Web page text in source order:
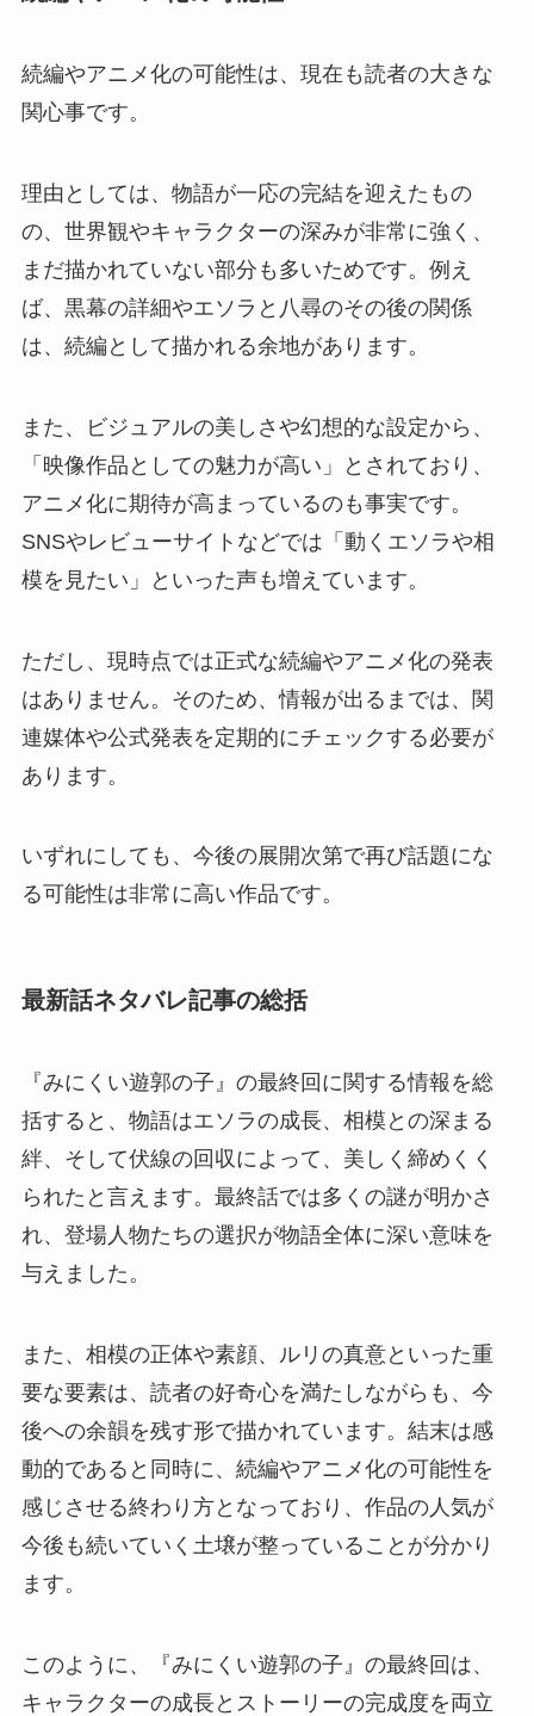
続編やアニメ化の可能性は、現在も読者の大きな
関心事です。
理由としては、物語が一応の完結を迎えたもの
の、世界観やキャラクターの深みが非常に強く、
まだ描かれていない部分も多いためです。例え
ば、黒幕の詳細やエソラと八尋のその後の関係
は、続編として描かれる余地があります。
また、ビジュアルの美しさや幻想的な設定から、
「映像作品としての魅力が高い」とされており、
アニメ化に期待が高まっているのも事実です。
SNSやレビューサイトなどでは「動くエソラや相
模を見たい」といった声も増えています。
ただし、現時点では正式な続編やアニメ化の発表
はありません。そのため、情報が出るまでは、関
連媒体や公式発表を定期的にチェックする必要が
あります。
いずれにしても、今後の展開次第で再び話題にな
る可能性は非常に高い作品です。
最新話ネタバレ記事の総括
『みにくい遊郭の子』の最終回に関する情報を総
括すると、物語はエソラの成長、相模との深まる
絆、そして伏線の回収によって、美しく締めくく
られたと言えます。最終話では多くの謎が明かさ
れ、登場人物たちの選択が物語全体に深い意味を
与えました。
また、相模の正体や素顔、ルリの真意といった重
要な要素は、読者の好奇心を満たしながらも、今
後への余韻を残す形で描かれています。結末は感
動的であると同時に、続編やアニメ化の可能性を
感じさせる終わり方となっており、作品の人気が
今後も続いていく土壌が整っていることが分かり
ます。
このように、『みにくい遊郭の子』の最終回は、
キャラクターの成長とストーリーの完成度を両立